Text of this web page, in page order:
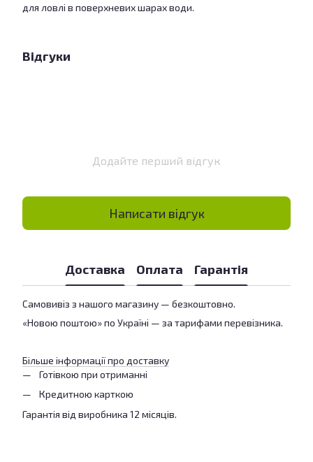
для ловлі в поверхневих шарах води.
Відгуки
Додайте перший відгук
Написати відгук
Доставка Оплата Гарантія
Самовивіз з нашого магазину — безкоштовно.
«Новою поштою» по Україні — за тарифами перевізника.
Більше інформації про доставку
Готівкою при отриманні
Кредитною карткою
Гарантія від виробника 12 місяців.